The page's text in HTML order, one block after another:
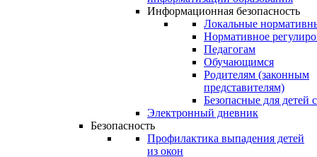
Информационная безопасность
Локальные
Нормативное
Педагогам
Обучающимся
Родителям (законным
представителям)
Безопасные для детей
Электронный дневник
Безопасность
Профилактика выпадения детей
из окон